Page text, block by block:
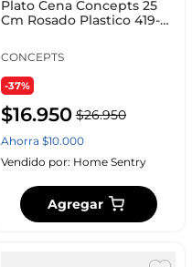
Plato Cena Concepts 25
Cm Rosado Plastico 419-
CONCEPTS
-37%
$16.950 $26.950
Ahorra $10.000
Vendido por: Home Sentry
Agregar